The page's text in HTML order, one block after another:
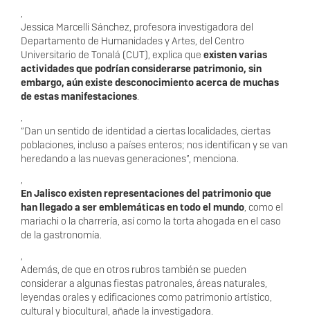
,
Jessica Marcelli Sánchez, profesora investigadora del
Departamento de Humanidades y Artes, del Centro
Universitario de Tonalá (CUT), explica que existen varias
actividades que podrían considerarse patrimonio, sin
embargo, aún existe desconocimiento acerca de muchas
de estas manifestaciones.
,
“Dan un sentido de identidad a ciertas localidades, ciertas
poblaciones, incluso a países enteros; nos identifican y se van
heredando a las nuevas generaciones”, menciona.
,
En Jalisco existen representaciones del patrimonio que
han llegado a ser emblemáticas en todo el mundo, como el
mariachi o la charrería, así como la torta ahogada en el caso
de la gastronomía.
,
Además, de que en otros rubros también se pueden
considerar a algunas fiestas patronales, áreas naturales,
leyendas orales y edificaciones como patrimonio artístico,
cultural y biocultural, añade la investigadora.